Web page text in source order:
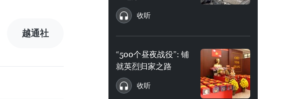
越通社
收听
“500个昼夜战役”: 铺
就英烈归家之路
收听